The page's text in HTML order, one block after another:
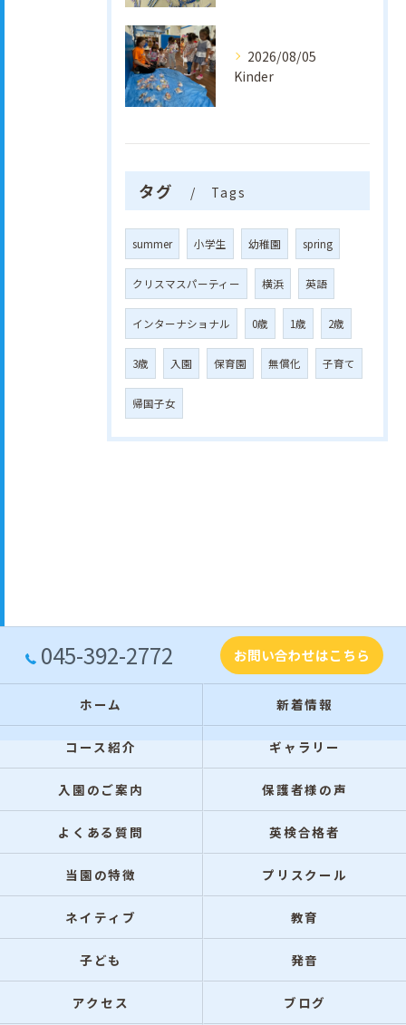
2026/08/05
Kinder
タグ Tags
summer 小学生 幼稚園 spring
クリスマスパーティー 横浜 英語
インターナショナル 0歳 1歳 2歳
3歳 入園 保育園 無償化 子育て
帰国子女
045-392-2772 お問い合わせはこちら
ホーム 新着情報
コース紹介 ギャラリー
入園のご案内 保護者様の声
よくある質問 英検合格者
当園の特徴 プリスクール
ネイティブ 教育
子ども 発音
アクセス ブログ